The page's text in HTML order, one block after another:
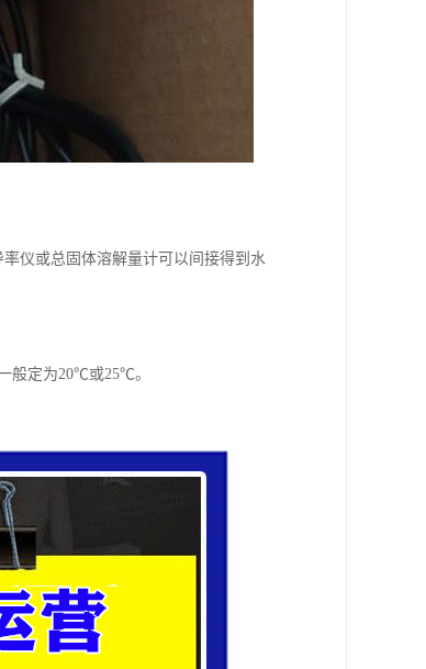
仪或总固体溶解量计可以间接得到水
般定为20℃或25℃。